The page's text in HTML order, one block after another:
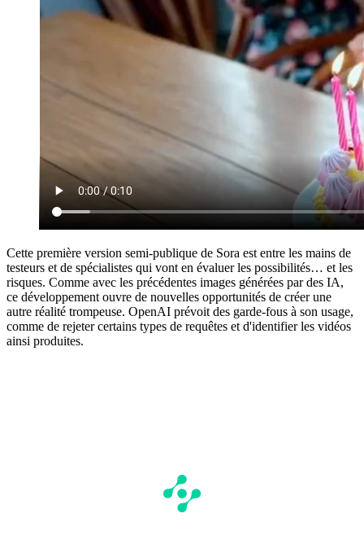
Cette première version semi-publique de Sora est entre les mains de
testeurs et de spécialistes qui vont en évaluer les possibilités… et les
risques. Comme avec les précédentes images générées par des IA,
ce développement ouvre de nouvelles opportunités de créer une
autre réalité trompeuse. OpenAI prévoit des garde-fous à son usage,
comme de rejeter certains types de requêtes et d'identifier les vidéos
ainsi produites.